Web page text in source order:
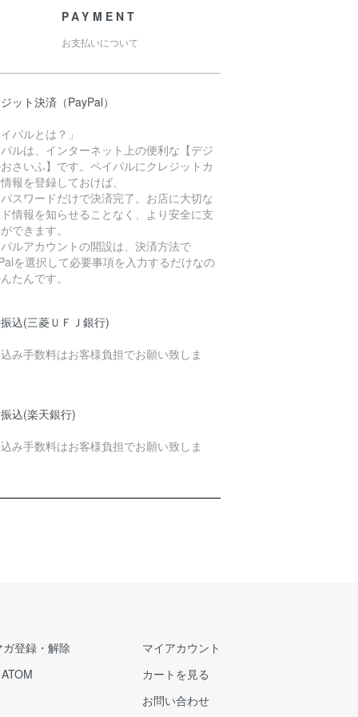
PAYMENT
お支払いについて
ット決済（PayPal）
パルとは？」
ルは、インターネット上の便利な【デジ
さいふ】です。ペイパルにクレジットカ
報を登録しておけば、
スワードだけで決済完了。お店に大切な
情報を知らせることなく、より安全に支
できます。
ルアカウントの開設は、決済方法で
を選択して必要事項を入力するだけなの
たんです。
込(三菱ＵＦＪ銀行)
み手数料はお客様負担でお願い致しま
込(楽天銀行)
み手数料はお客様負担でお願い致しま
登録・解除
ATOM
マイアカウント
カートを見る
お問い合わせ